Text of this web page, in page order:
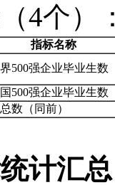
4个）：
指标名称
500强企业毕业生数
500强企业毕业生数
数（同前）
计汇总